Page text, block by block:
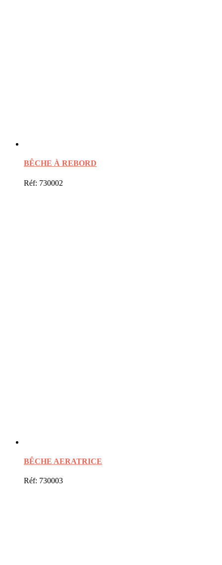
BÊCHE À REBORD
Réf: 730002
BÊCHE AERATRICE
Réf: 730003